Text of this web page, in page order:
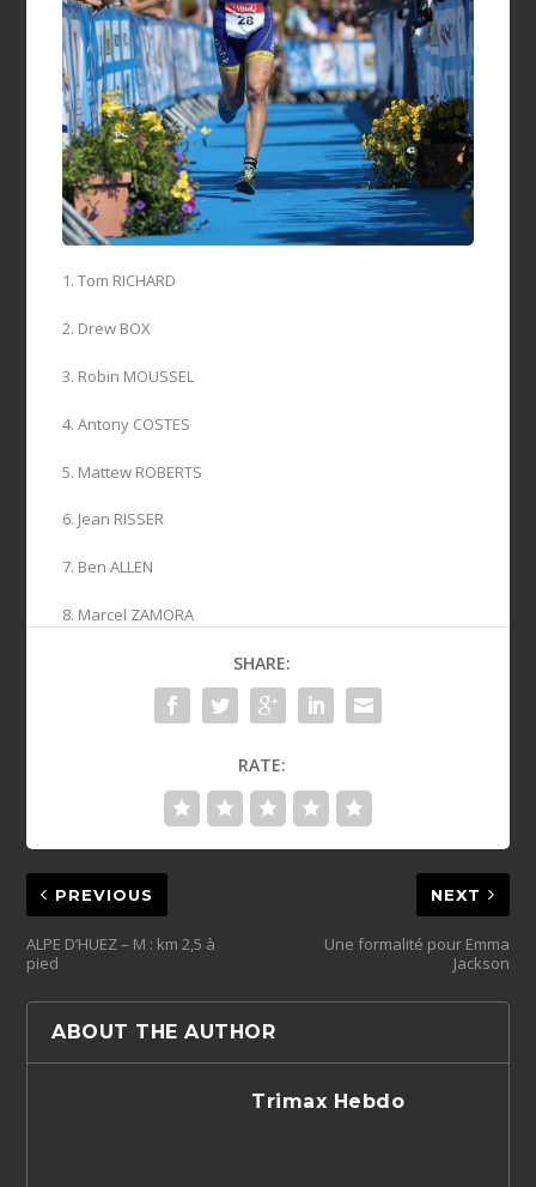
1. Tom RICHARD
2. Drew BOX
3. Robin MOUSSEL
4. Antony COSTES
5. Mattew ROBERTS
6. Jean RISSER
7. Ben ALLEN
8. Marcel ZAMORA
SHARE:
RATE:
PREVIOUS
ALPE D’HUEZ – M : km 2,5 à
pied
NEXT
Une formalité pour Emma
Jackson
ABOUT THE AUTHOR
Trimax Hebdo